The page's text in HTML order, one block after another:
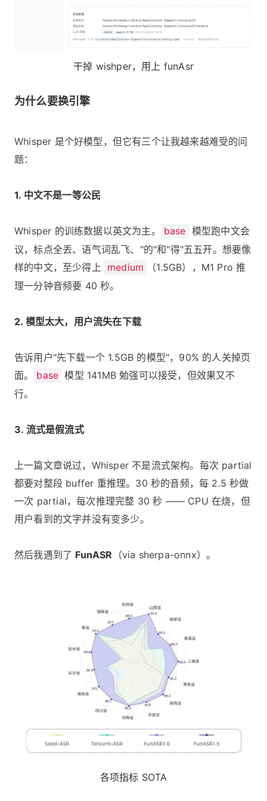
干掉 wishper，用上 funAsr
为什么要换引擎
Whisper 是个好模型，但它有三个让我越来越难受的问
题：
1. 中文不是一等公民
Whisper 的训练数据以英文为主。 base 模型跑中文会
议，标点全丢、语气词乱飞、"的"和"得"五五开。想要像
样的中文，至少得上
medium
（1.5GB），M1 Pro 推
理一分钟音频要 40 秒。
2. 模型太大，用户流失在下载
告诉用户"先下载一个 1.5GB 的模型"，90% 的人关掉页
面。
base 模型 141MB 勉强可以接受，但效果又不
行。
3. 流式是假流式
上一篇文章说过，Whisper 不是流式架构。每次 partial
都要对整段 buffer 重推理。30 秒的音频，每 2.5 秒做
一次 partial，每次推理完整 30 秒 —— CPU 在烧，但
用户看到的文字并没有变多少。
然后我遇到了 FunASR （via sherpa-onnx）。
各项指标 SOTA